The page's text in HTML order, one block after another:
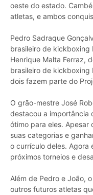
oeste do estado.
atletas, e ambos
Pedro Sadraque
brasileiro de kickboxing
Henrique Malta Ferraz,
brasileiro de kickboxing
dois fazem parte do
O grão-mestre José
destacou a importância
ótimo para eles.
suas categorias e
o currículo deles. Agora
próximos torneios e
Além de Pedro e João,
outros futuros atletas